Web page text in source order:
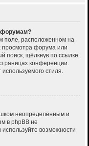
форумам?
поле, расположенном на
просмотра форума или
поиск, щёлкнув по ссылке
конференции.
стиля.
неопределённым и
в phpBB не
возможности